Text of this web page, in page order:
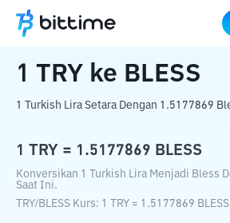
Beranda Konverter Kripto ke
1 TRY ke BLESS
1 Turkish Lira Setara Dengan 1.5177869
1 TRY = 1.5177869 BLESS
Konversikan 1 Turkish Lira Menjadi Bless
Saat Ini.
TRY/BLESS Kurs: 1 TRY = 1.5177869 BLESS